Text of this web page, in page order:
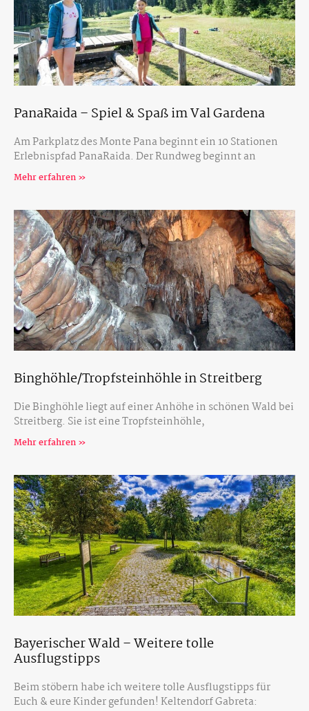
PanaRaida – Spiel & Spaß im Val Gardena
Am Parkplatz des Monte Pana beginnt ein 10 Stationen
Erlebnispfad PanaRaida. Der Rundweg beginnt an
Mehr erfahren »
Binghöhle/Tropfsteinhöhle in Streitberg
Die Binghöhle liegt auf einer Anhöhe in schönen Wald bei
Streitberg. Sie ist eine Tropfsteinhöhle,
Mehr erfahren »
Bayerischer Wald – Weitere tolle
Ausflugstipps
Beim stöbern habe ich weitere tolle Ausflugstipps für
Euch & eure Kinder gefunden! Keltendorf Gabreta: